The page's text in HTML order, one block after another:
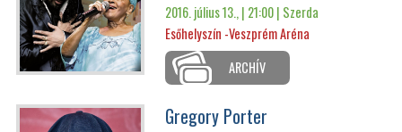
2016. július 13., | 21:00 | Szerda
Esőhelyszín -Veszprém Aréna
ARCHÍV
Gregory Porter